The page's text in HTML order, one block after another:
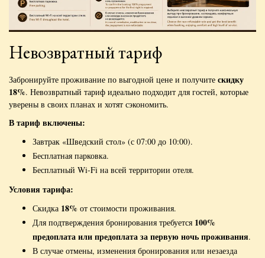
Невозвратный тариф
Забронируйте проживание по выгодной цене и получите скидку
18%. Невозвратный тариф идеально подходит для гостей, которые
уверены в своих планах и хотят сэкономить.
В тариф включены:
Завтрак «Шведский стол» (с 07:00 до 10:00).
Бесплатная парковка.
Бесплатный Wi-Fi на всей территории отеля.
Условия тарифа:
Скидка 18% от стоимости проживания.
Для подтверждения бронирования требуется 100%
предоплата или предоплата за первую ночь проживания.
В случае отмены, изменения бронирования или незаезда